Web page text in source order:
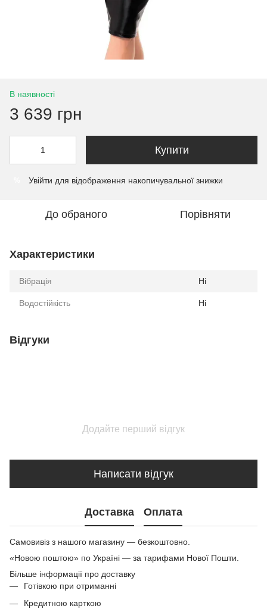
В наявності
3 639 грн
Купити
Увійти для відображення накопичувальної знижки
До обраного Порівняти
Характеристики
Вібрація Ні
Водостійкість Ні
Відгуки
Додайте перший відгук
Написати відгук
Доставка Оплата
Самовивіз з нашого магазину — безкоштовно.
«Новою поштою» по Україні — за тарифами Нової Пошти.
Більше інформації про доставку
Готівкою при отриманні
Кредитною карткою